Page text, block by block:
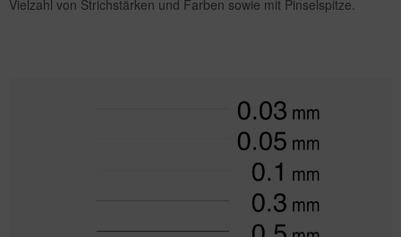
Vielzahl von Strichstärken und Farben sowie mit Pinselspitze.